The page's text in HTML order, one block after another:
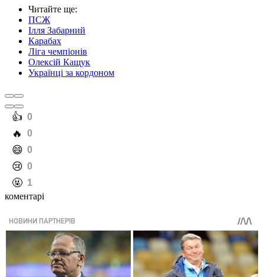
Читайте ще:
ПСЖ
Ілля Забарний
Карабах
Ліга чемпіонів
Олексій Кащук
Українці за кордоном
️👍 0
️🔥 0
️😄 0
️😢 0
️🤬 1
коментарі